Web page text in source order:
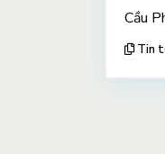
Cầu
Tin